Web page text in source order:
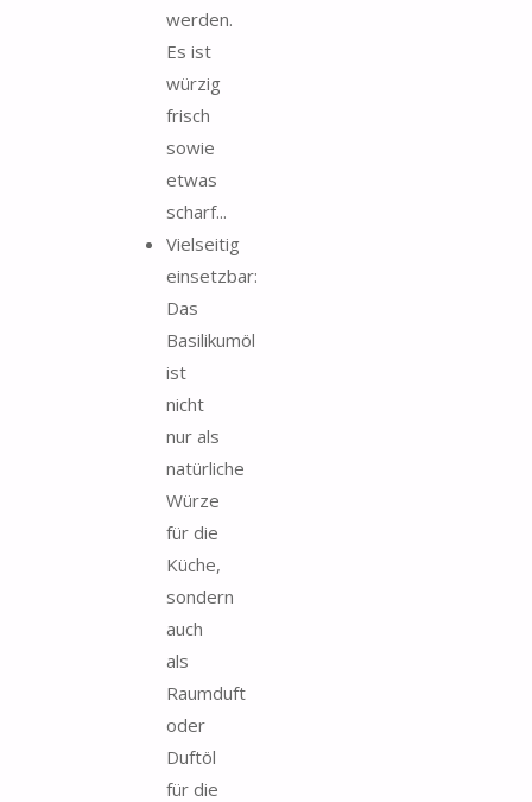
werden.
Es ist
würzig
frisch
sowie
etwas
scharf...
Vielseitig
einsetzbar:
Das
Basilikumöl
ist
nicht
nur als
natürliche
Würze
für die
Küche,
sondern
auch
als
Raumduft
oder
Duftöl
für die